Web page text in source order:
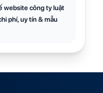
website công ty luật
phí, uy tín & mẫu